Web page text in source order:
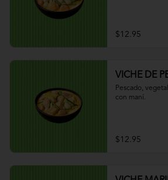
$12.95
VICHE DE
Pescado,
con maní.
$12.95